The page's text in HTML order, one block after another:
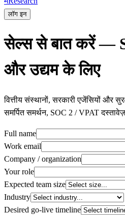
लॉग इन
सेल्स से बात करें —
और उद्यम के लिए
वित्तीय संस्थानों, सरकारी एजेंसियों और
समर्पित समर्थन, SOC 2 / VPAT
Full name
Work email
Company / organization
Your role
Expected team size
Industry
Desired go-live timeline